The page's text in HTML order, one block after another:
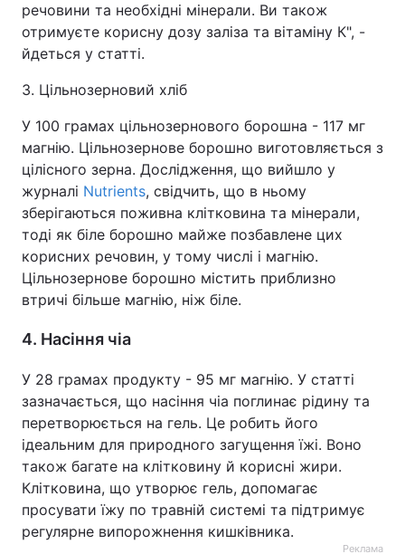
речовини та необхідні мінерали. Ви також
отримуєте корисну дозу заліза та вітаміну К", -
йдеться у статті.
3. Цільнозерновий хліб
У 100 грамах цільнозернового борошна - 117 мг
магнію. Цільнозернове борошно виготовляється з
цілісного зерна. Дослідження, що вийшло у
журналі Nutrients, свідчить, що в ньому
зберігаються поживна клітковина та мінерали,
тоді як біле борошно майже позбавлене цих
корисних речовин, у тому числі і магнію.
Цільнозернове борошно містить приблизно
втричі більше магнію, ніж біле.
4. Насіння чіа
У 28 грамах продукту - 95 мг магнію. У статті
зазначається, що насіння чіа поглинає рідину та
перетворюється на гель. Це робить його
ідеальним для природного загущення їжі. Воно
також багате на клітковину й корисні жири.
Клітковина, що утворює гель, допомагає
просувати їжу по травній системі та підтримує
регулярне випорожнення кишківника.
Реклама